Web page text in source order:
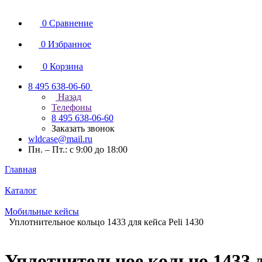
0 Сравнение
0 Избранное
0 Корзина
8 495 638-06-60
Назад
Телефоны
8 495 638-06-60
Заказать звонок
wldcase@mail.ru
Пн. – Пт.: с 9:00 до 18:00
Главная
Каталог
Мобильные кейсы
Уплотнительное кольцо 1433 для кейса Peli 1430